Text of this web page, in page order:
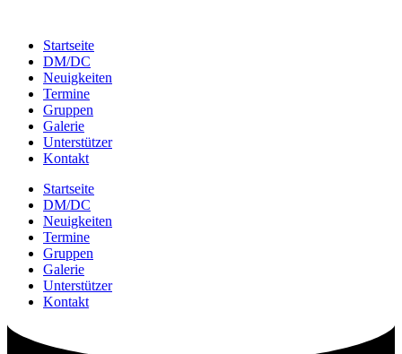
springenStartseite
DM/DC
Neuigkeiten
Termine
Gruppen
Galerie
Unterstützer
Kontakt
Startseite
DM/DC
Neuigkeiten
Termine
Gruppen
Galerie
Unterstützer
Kontakt